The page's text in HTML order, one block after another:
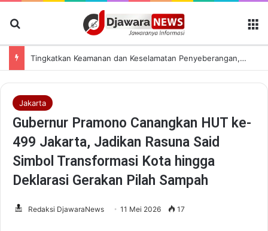
Tingkatkan Keamanan dan Keselamatan Penyeberangan, Jasa Raharja Banten Hadiri Peresmian Sterilisasi Pelabuhan Merak
Jakarta
Gubernur Pramono Canangkan HUT ke-
499 Jakarta, Jadikan Rasuna Said
Simbol Transformasi Kota hingga
Deklarasi Gerakan Pilah Sampah
Redaksi DjawaraNews 11 Mei 2026 17